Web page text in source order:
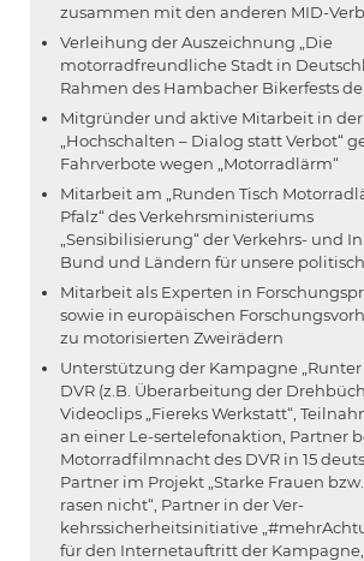
zusammen mit den anderen MID-
Verleihung der Auszeichnung „Die
motorradfreundliche Stadt in
Rahmen des Hambacher Bikerfests
Mitgründer und aktive Mitarbeit in
„Hochschalten – Dialog statt Verbot“
Fahrverbote wegen „Motorradlärm“
Mitarbeit am „Runden Tisch
Pfalz“ des Verkehrsministeriums
„Sensibilisierung“ der Verkehrs- und
Bund und Ländern für unsere
Mitarbeit als Experten in
sowie in europäischen
zu motorisierten Zweirädern
Unterstützung der Kampagne „Runter
DVR (z.B. Überarbeitung der
Videoclips „Fiereks Werkstatt“,
an einer Le-sertelefonaktion, Partner
Motorradfilmnacht des DVR in 15
Partner im Projekt „Starke Frauen
rasen nicht“, Partner in der Ver-
kehrssicherheitsinitiative
für den Internetauftritt der